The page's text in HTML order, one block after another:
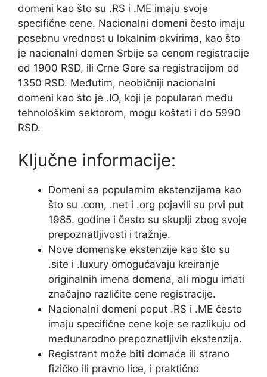
domeni kao što su .RS i .ME imaju svoje
specifične cene. Nacionalni domeni često imaju
posebnu vrednost u lokalnim okvirima, kao što
je nacionalni domen Srbije sa cenom registracije
od 1900 RSD, ili Crne Gore sa registracijom od
1350 RSD. Međutim, neobičniji nacionalni
domeni kao što je .IO, koji je popularan među
tehnološkim sektorom, mogu koštati i do 5990
RSD.
Ključne informacije:
Domeni sa popularnim ekstenzijama kao
što su .com, .net i .org pojavili su prvi put
1985. godine i često su skuplji zbog svoje
prepoznatljivosti i tražnje.
Nove domenske ekstenzije kao što su
.site i .luxury omogućavaju kreiranje
originalnih imena domena, ali mogu imati
značajno različite cene registracije.
Nacionalni domeni poput .RS i .ME često
imaju specifične cene koje se razlikuju od
međunarodno prepoznatljivih ekstenzija.
Registrant može biti domaće ili strano
fizičko ili pravno lice, i praktično